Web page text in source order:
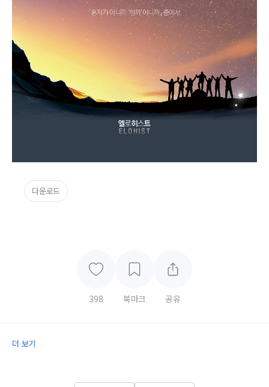
다운로드
398 북마크 공유
더 보기